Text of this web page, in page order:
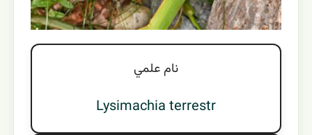
نام علمي
Lysimachia terrestr